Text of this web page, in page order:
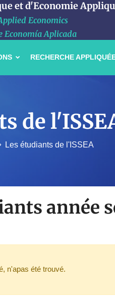
et d'Economie
Economics
Economía Aplicada
RECHERCHE
de
Les étudiants de l'ISSEA
année
n'apas été trouvé.